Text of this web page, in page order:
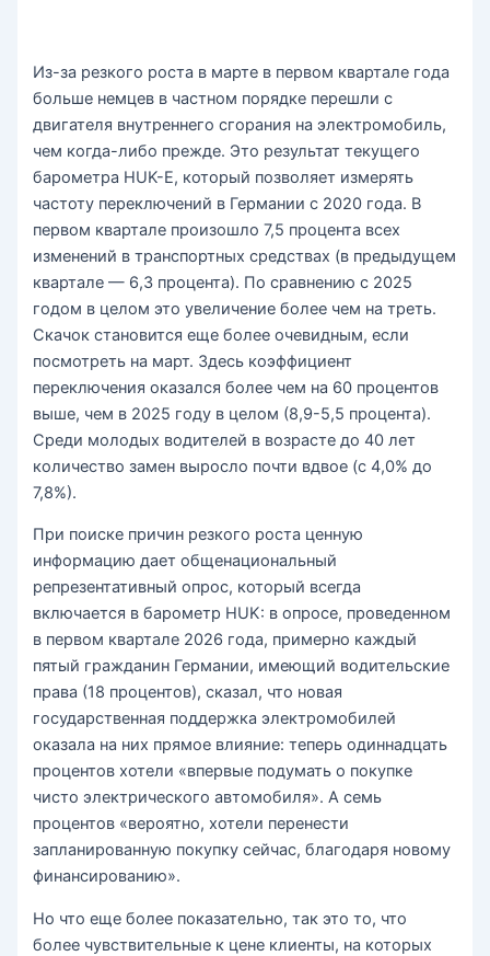
Из-за резкого роста в марте в первом квартале года
больше немцев в частном порядке перешли с
двигателя внутреннего сгорания на электромобиль,
чем когда-либо прежде. Это результат текущего
барометра HUK-E, который позволяет измерять
частоту переключений в Германии с 2020 года. В
первом квартале произошло 7,5 процента всех
изменений в транспортных средствах (в предыдущем
квартале — 6,3 процента). По сравнению с 2025
годом в целом это увеличение более чем на треть.
Скачок становится еще более очевидным, если
посмотреть на март. Здесь коэффициент
переключения оказался более чем на 60 процентов
выше, чем в 2025 году в целом (8,9-5,5 процента).
Среди молодых водителей в возрасте до 40 лет
количество замен выросло почти вдвое (с 4,0% до
7,8%).
При поиске причин резкого роста ценную
информацию дает общенациональный
репрезентативный опрос, который всегда
включается в барометр HUK: в опросе, проведенном
в первом квартале 2026 года, примерно каждый
пятый гражданин Германии, имеющий водительские
права (18 процентов), сказал, что новая
государственная поддержка электромобилей
оказала на них прямое влияние: теперь одиннадцать
процентов хотели «впервые подумать о покупке
чисто электрического автомобиля». А семь
процентов «вероятно, хотели перенести
запланированную покупку сейчас, благодаря новому
финансированию».
Но что еще более показательно, так это то, что
более чувствительные к цене клиенты, на которых